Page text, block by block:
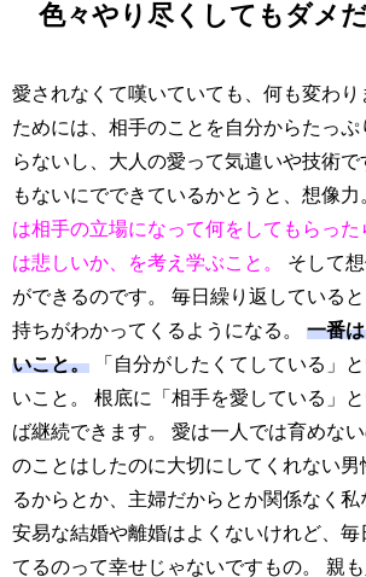
色々やり尽くしてもダメ
愛されなくて嘆いていても、何も変わり
ためには、相手のことを自分からたっぷ
らないし、大人の愛って気遣いや技術
もないにでできているかとうと、想像力
は相手の立場になって何をしてもらった
は悲しいか、を考え学ぶこと。
そして
ができるのです。 毎日繰り返している
持ちがわかってくるようになる。 一番
いこと。 「自分がしたくてしている」
いこと。 根底に「相手を愛している」
ば継続できます。 愛は一人では育めな
のことはしたのに大切にしてくれない男
るからとか、主婦だからとか関係なく私
安易な結婚や離婚はよくないけれど、毎
てるのって幸せじゃないですもの。 親